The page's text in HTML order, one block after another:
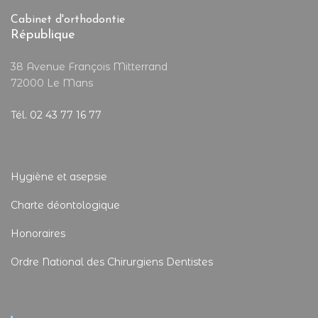
Cabinet d'orthodontie
République
38 Avenue François Mitterrand
72000 Le Mans
Tél. 02 43 77 16 77
Hygiène et asepsie
Charte déontologique
Honoraires
Ordre National des Chirurgiens Dentistes